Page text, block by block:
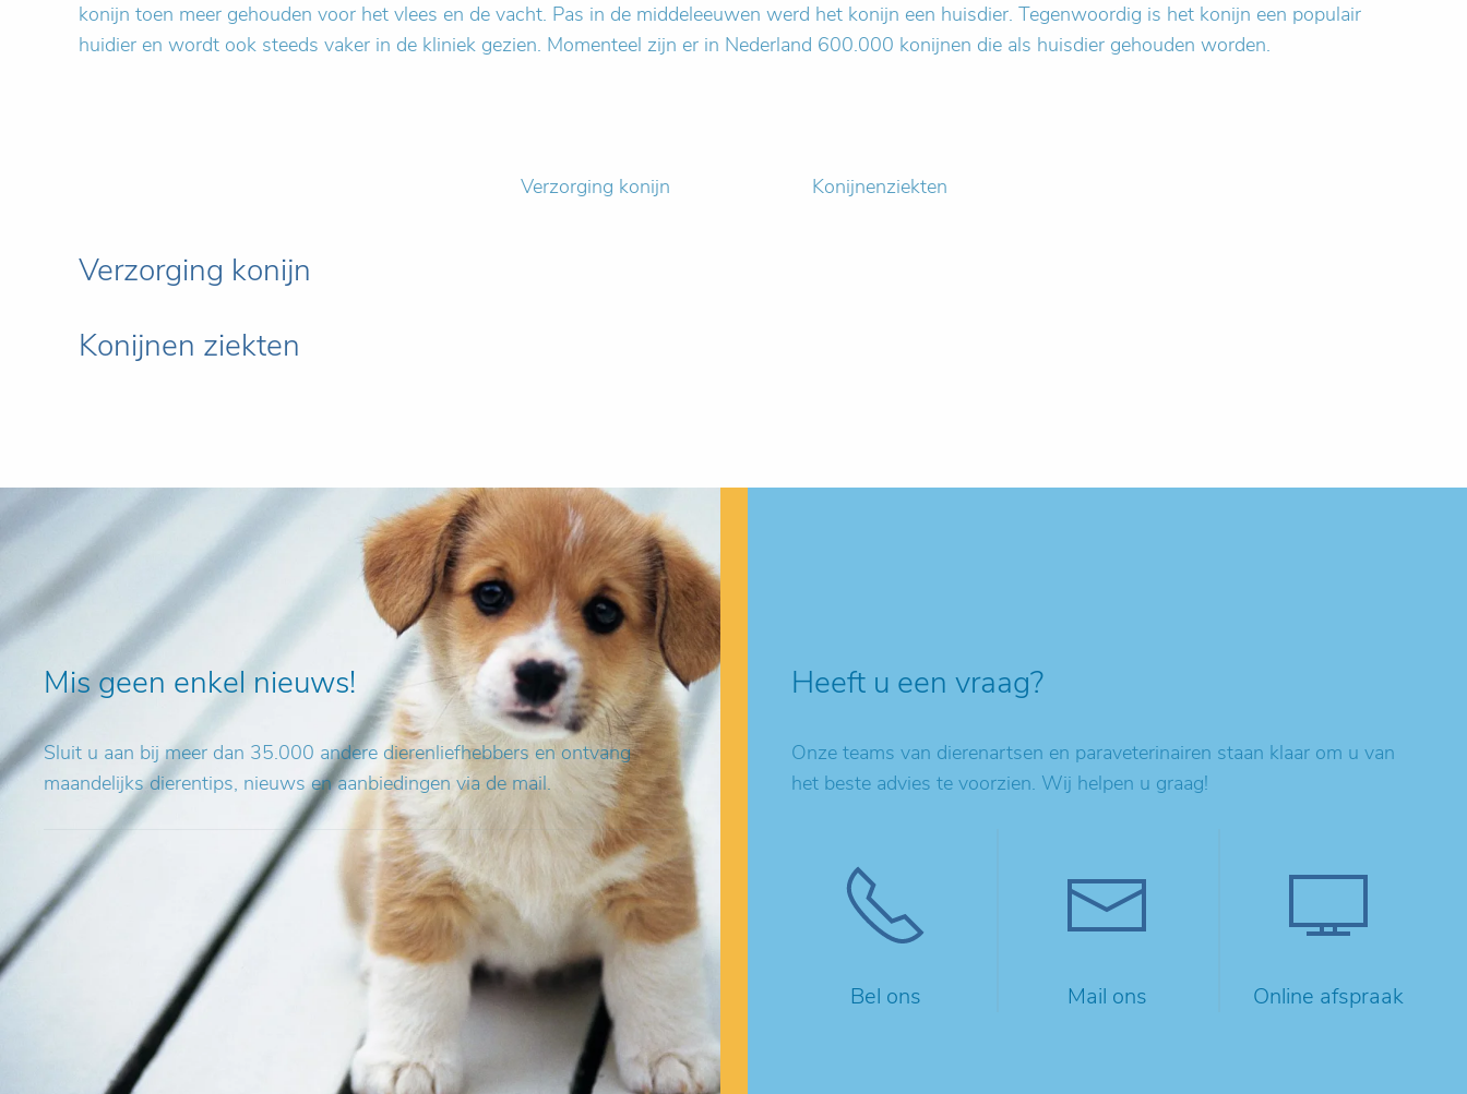
konijn toen meer gehouden voor het vlees en de vacht. Pas in de middeleeuwen werd het konijn een huisdier. Tegenwoordig is het konijn een populair
huidier en wordt ook steeds vaker in de kliniek gezien. Momenteel zijn er in Nederland 600.000 konijnen die als huisdier gehouden worden.
Verzorging konijn Konijnenziekten
Verzorging konijn
Konijnen ziekten
Mis geen enkel nieuws!
Sluit u aan bij meer dan 35.000 andere dierenliefhebbers en ontvang
maandelijks dierentips, nieuws en aanbiedingen via de mail.
Heeft u een vraag?
Onze teams van dierenartsen en paraveterinairen staan klaar om u van
het beste advies te voorzien. Wij helpen u graag!
Bel ons Mail ons Online afspraak